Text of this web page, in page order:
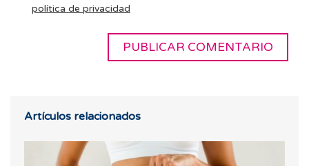
política de privacidad
Artículos relacionados